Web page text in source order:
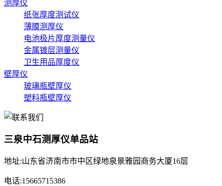
测厚仪
纸张厚度测试仪
薄膜测厚仪
电池极片厚度测量仪
金属镀层测量仪
卫生用品厚度仪
壁厚仪
玻璃瓶壁厚仪
塑料瓶壁厚仪
三泉中石测厚仪单品站
地址:山东省济南市市中区绿地泉景雅园商务大厦16层
电话:15665715386